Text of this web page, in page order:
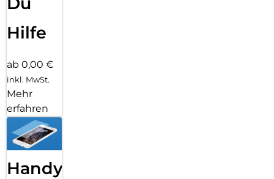
Hilfe
ab 0,00 €
inkl. MwSt.
Mehr
erfahren
Handy